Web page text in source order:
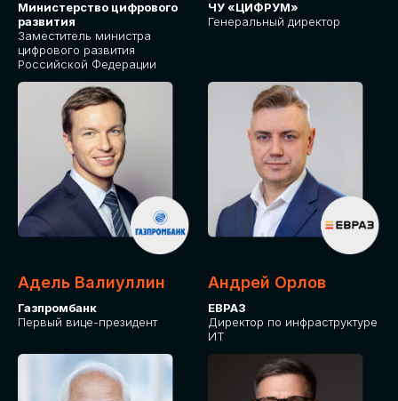
Министерство цифрового
развития
Заместитель министра
цифрового развития
Российской Федерации
ЧУ «ЦИФРУМ»
Генеральный директор
Адель Валиуллин
Газпромбанк
Первый вице-президент
Андрей Орлов
ЕВРАЗ
Директор по инфраструктуре
ИТ